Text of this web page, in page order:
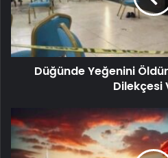
Düğünde Yeğenini
Dilekçesi